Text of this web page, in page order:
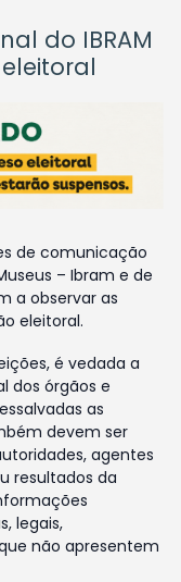
do IBRAM
de comunicação
– Ibram e de
a observar as
eleitoral.
é vedada a
dos órgãos e
as
devem ser
agentes
resultados da
legais,
não apresentem